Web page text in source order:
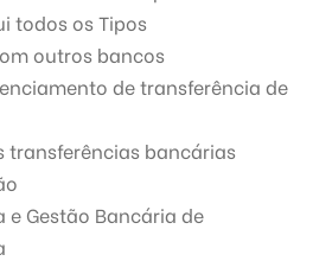
todos os Tipos
outros bancos
de transferência de
transferências bancárias
e Gestão Bancária de